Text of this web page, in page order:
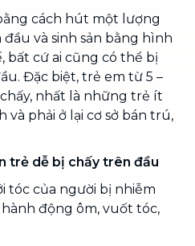
cách hút một lượng
và sinh sản bằng hình
cứ ai cũng có thể bị
Đặc biệt, trẻ em từ 5 –
nhất là những trẻ ít
và phải ở lại cơ sở bán trú,
trẻ dễ bị chấy trên đầu
tóc của người bị nhiễm
động ôm, vuốt tóc,